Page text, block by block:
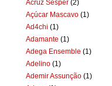
Acruz Sesper (2)
Açúcar Mascavo (1)
Ad4chi (1)
Adamante (1)
Adega Ensemble (1)
Adelino (1)
Ademir Assunção (1)